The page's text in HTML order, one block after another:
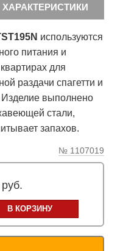
ХАРАКТЕРИСТИКИ
используются
питания и
для
раздачи спагетти и
Изделие выполнено
стали,
запахов.
№ 1107019
руб.
В КОРЗИНУ